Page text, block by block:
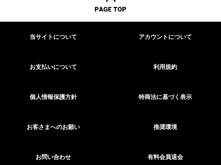
当サイトについて アカウントについて
お支払いについて 利用規約
個人情報保護方針 特商法に基づく表示
お客さまへのお願い 推奨環境
お問い合わせ 有料会員退会